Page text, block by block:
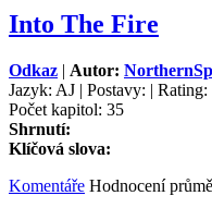
Into The Fire
Odkaz | Autor:
Jazyk: AJ | Postavy: |
Počet kapitol: 35
Shrnutí:
Klíčová slova:
Komentáře Hodnocení